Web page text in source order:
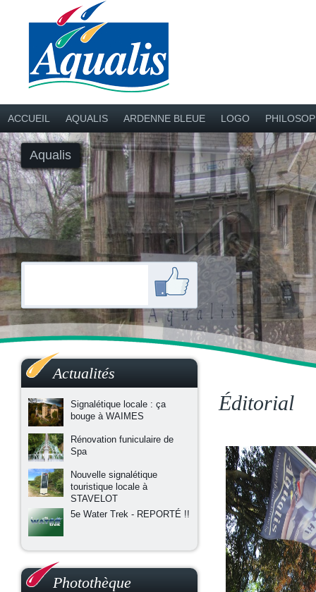
ACCUEIL AQUALIS ARDENNE BLEUE LOGO
Aqualis
Éditorial
Actualités
Signalétique locale : ça
bouge à WAIMES
Rénovation funiculaire de
Spa
Nouvelle signalétique
touristique locale à
STAVELOT
5e Water Trek - REPORTÉ !!
Photothèque